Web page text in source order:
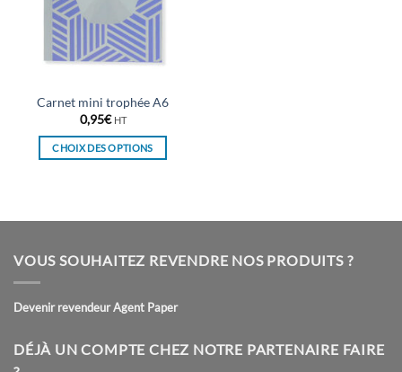
Carnet mini trophée A6
0,95€ HT
CHOIX DES OPTIONS
plusieurs
Les
peuvent
sur
VOUS SOUHAITEZ REVENDRE NOS PRODUITS ?
Devenir revendeur Agent Paper
DÉJÀ UN COMPTE CHEZ NOTRE PARTENAIRE FAIRE